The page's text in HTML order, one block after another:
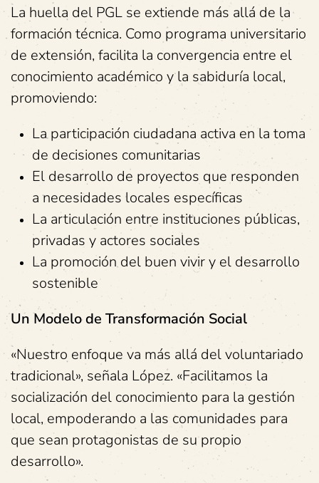
La huella del PGL se extiende más allá de la
formación técnica. Como programa universitario
de extensión, facilita la convergencia entre el
conocimiento académico y la sabiduría local,
promoviendo:
La participación ciudadana activa en la toma
de decisiones comunitarias
El desarrollo de proyectos que responden
a necesidades locales específicas
La articulación entre instituciones públicas,
privadas y actores sociales
La promoción del buen vivir y el desarrollo
sostenible
Un Modelo de Transformación Social
«Nuestro enfoque va más allá del voluntariado
tradicional», señala López. «Facilitamos la
socialización del conocimiento para la gestión
local, empoderando a las comunidades para
que sean protagonistas de su propio
desarrollo».